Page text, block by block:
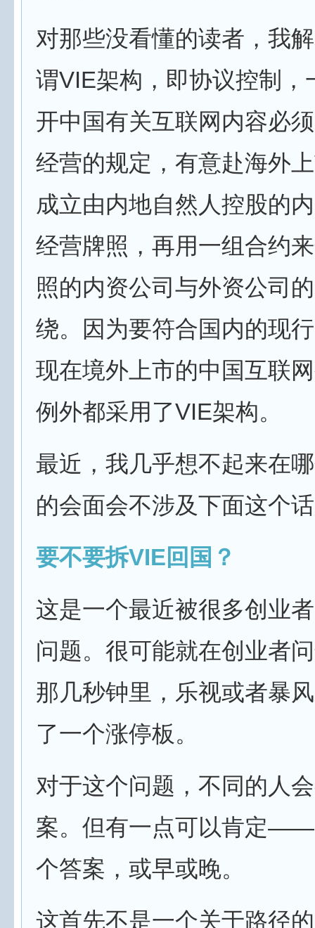
对那些没看懂的读者，我
谓VIE架构，即协议控制，
开中国有关互联网内容必
经营的规定，有意赴海外
成立由内地自然人控股的
经营牌照，再用一组合约
照的内资公司与外资公司
绕。因为要符合国内的现
现在境外上市的中国互联
例外都采用了VIE架构。
最近，我几乎想不起来在
的会面会不涉及下面这个
要不要拆VIE回国？
这是一个最近被很多创业
问题。很可能就在创业者
那几秒钟里，乐视或者暴
了一个涨停板。
对于这个问题，不同的人
案。但有一点可以肯定
个答案，或早或晚。
这首先不是一个关于路径